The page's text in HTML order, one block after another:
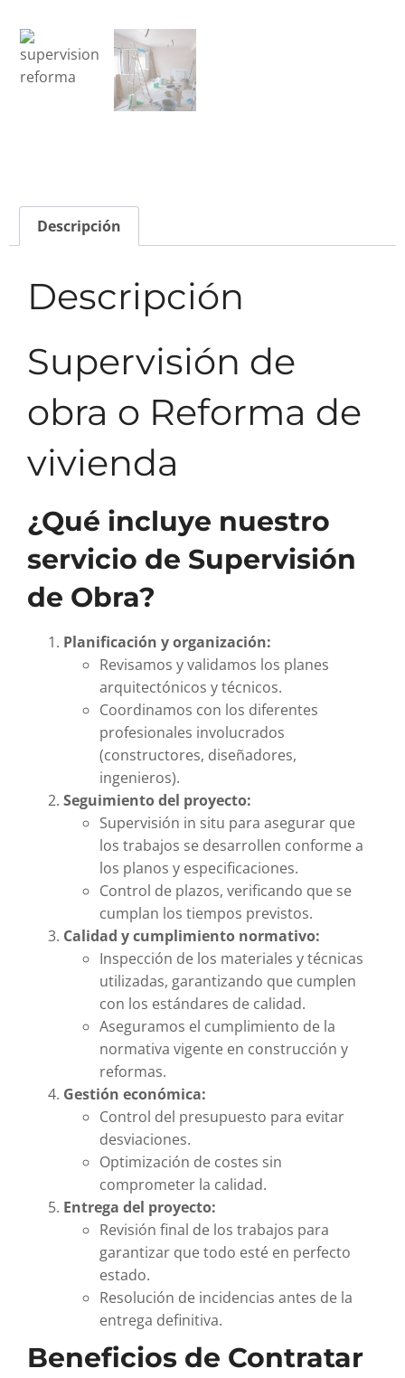
Descripción
Descripción
Supervisión de
obra o Reforma de
vivienda
¿Qué incluye nuestro
servicio de Supervisión
de Obra?
Planificación y organización:
Revisamos y validamos los planes
arquitectónicos y técnicos.
Coordinamos con los diferentes
profesionales involucrados
(constructores, diseñadores,
ingenieros).
Seguimiento del proyecto:
Supervisión in situ para asegurar que
los trabajos se desarrollen conforme a
los planos y especificaciones.
Control de plazos, verificando que se
cumplan los tiempos previstos.
Calidad y cumplimiento normativo:
Inspección de los materiales y técnicas
utilizadas, garantizando que cumplen
con los estándares de calidad.
Aseguramos el cumplimiento de la
normativa vigente en construcción y
reformas.
Gestión económica:
Control del presupuesto para evitar
desviaciones.
Optimización de costes sin
comprometer la calidad.
Entrega del proyecto:
Revisión final de los trabajos para
garantizar que todo esté en perfecto
estado.
Resolución de incidencias antes de la
entrega definitiva.
Beneficios de Contratar